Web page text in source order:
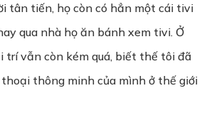
tân tiến, họ còn có hẳn một cái tivi
qua nhà họ ăn bánh xem tivi. Ở
trí vẫn còn kém quá, biết thế tôi đã
thông minh của mình ở thế giới